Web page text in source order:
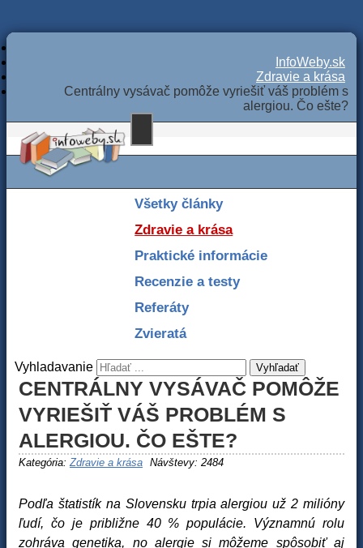
InfoWeby.sk
Zdravie a krása
Centrálny vysávač pomôže vyriešiť váš problém s
alergiou. Čo ešte?
Všetky články
Zdravie a krása
Praktické informácie
Recenzie a testy
Referáty
Zvieratá
Vyhladavanie Vyhľadať
CENTRÁLNY VYSÁVAČ POMÔŽE
VYRIEŠIŤ VÁŠ PROBLÉM S
ALERGIOU. ČO EŠTE?
Kategória:Zdravie a krása Návštevy: 2484
Podľa štatistík na Slovensku trpia alergiou už 2 milióny
ľudí, čo je približne 40 % populácie. Významnú rolu
zohráva genetika, no alergie si môžeme spôsobiť aj